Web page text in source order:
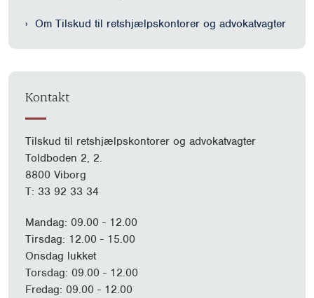
Om Tilskud til retshjælpskontorer og advokatvagter
Kontakt
Tilskud til retshjælpskontorer og advokatvagter
Toldboden 2, 2.
8800 Viborg
T: 33 92 33 34
Mandag: 09.00 - 12.00
Tirsdag: 12.00 - 15.00
Onsdag lukket
Torsdag: 09.00 - 12.00
Fredag: 09.00 - 12.00